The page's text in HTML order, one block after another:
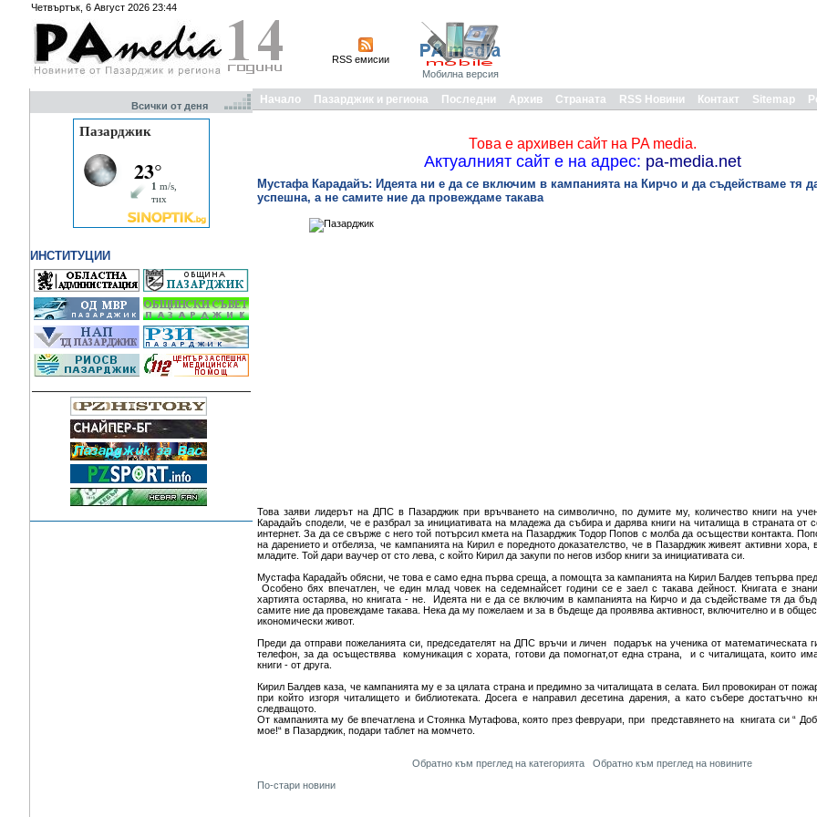
Четвъртък, 6 Август 2026 23:44
RSS емисии
Мобилна версия
Всички от деня
ИНСТИТУЦИИ
Начало Пазарджик и региона Последни Архив Страната RSS Новини Контакт Sitemap
Това е архивен сайт на PA media.
Актуалният сайт е на адрес: pa-media.net
Мустафа Карадайъ: Идеята ни е да се включим в кампанията на Кирчо и да съдействаме тя
успешна, а не самите ние да провеждаме такава
Това заяви лидерът на ДПС в Пазарджик при връчването на символично, по думите му, количество книги на
Карадайъ сподели, че е разбрал за инициативата на младежа да събира и дарява книги на читалища в страната от
интернет. За да се свърже с него той потърсил кмета на Пазарджик Тодор Попов с молба да осъществи контакта.
на дарението и отбеляза, че кампанията на Кирил е поредното доказателство, че в Пазарджик живеят активни хора,
младите. Той дари ваучер от сто лева, с който Кирил да закупи по негов избор книги за инициативата си.
Мустафа Карадайъ обясни, че това е само една първа среща, а помощта за кампанията на Кирил Балдев тепърва
Особено бях впечатлен, че един млад човек на седемнайсет години се е заел с такава дейност. Книгата е
хартията остарява, но книгата - не. Идеята ни е да се включим в кампанията на Кирчо и да съдействаме тя да
самите ние да провеждаме такава. Нека да му пожелаем и за в бъдеще да проявява активност, включително и в
икономически живот.
Преди да отправи пожеланията си, председателят на ДПС връчи и личен подарък на ученика от математическата
телефон, за да осъществява комуникация с хората, готови да помогнат,от една страна, и с читалищата, които
книги - от друга.
Кирил Балдев каза, че кампанията му е за цялата страна и предимно за читалищата в селата. Бил провокиран от
при който изгоря читалището и библиотеката. Досега е направил десетина дарения, а като събере достатъчно
следващото.
От кампанията му бе впечатлена и Стоянка Мутафова, която през февруари, при представянето на книгата си “
мое!“ в Пазарджик, подари таблет на момчето.
Обратно към преглед на категорията
Обратно към преглед на новините
По-стари новини